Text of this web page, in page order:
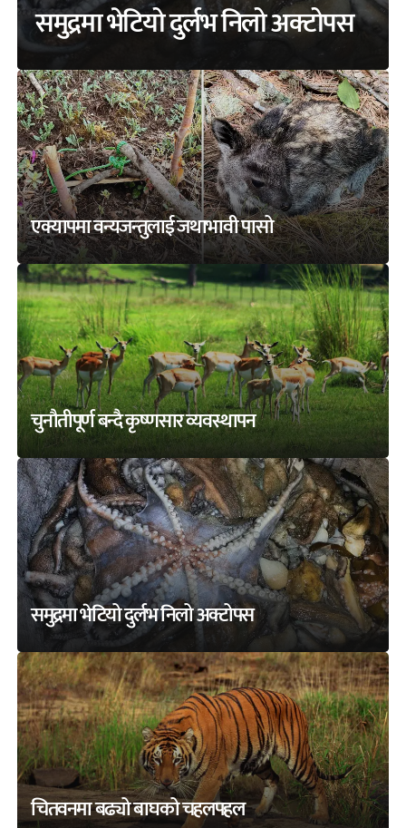
समुद्रमा भेटियो दुर्लभ निलो अक्टोपस
एक्यापमा वन्यजन्तुलाई जथाभावी पासो
चुनौतीपूर्ण बन्दै कृष्णसार व्यवस्थापन
समुद्रमा भेटियो दुर्लभ निलो अक्टोपस
चितवनमा बढ्यो बाघको चहलपहल